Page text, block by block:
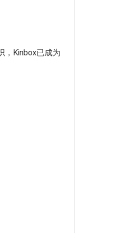
，Kinbox已成为